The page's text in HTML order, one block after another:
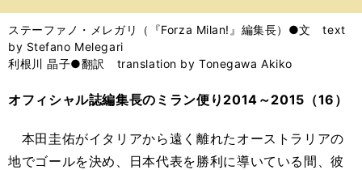
バ
ステーファノ・メレガリ（『Forza Milan!』編集長）●文 text
by Stefano Melegari
利根川 晶子●翻訳 translation by Tonegawa Akiko
オフィシャル誌編集長のミラン便り2014～2015（16）
本田圭佑がイタリアから遠く離れたオーストラリアの
地でゴールを決め、日本代表を勝利に導いている間、彼